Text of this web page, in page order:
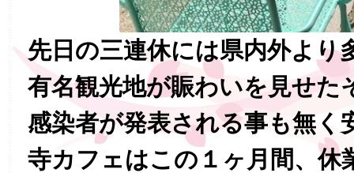
先日の三連休には県内外より
有名観光地が賑わいを見せた
感染者が発表される事も無く
寺カフェはこの１ヶ月間、休